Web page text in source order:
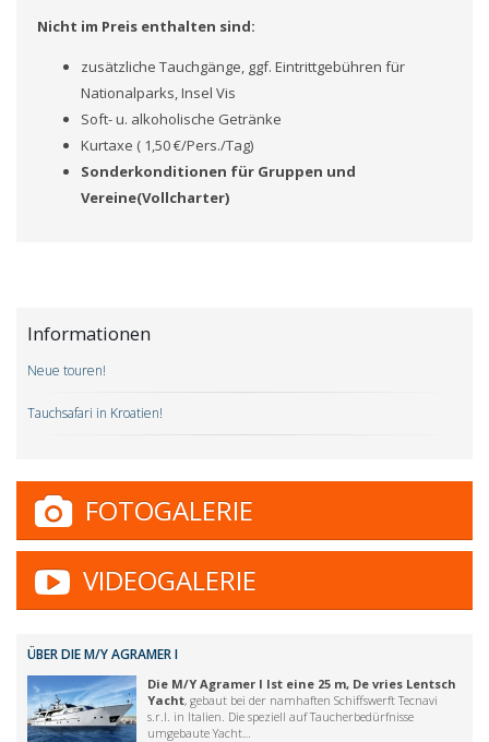
Nicht im Preis enthalten sind:
zusätzliche Tauchgänge, ggf. Eintrittgebühren für
Nationalparks, Insel Vis
Soft- u. alkoholische Getränke
Kurtaxe ( 1,50 €/Pers./Tag)
Sonderkonditionen für Gruppen und
Vereine(Vollcharter)
Informationen
Neue touren!
Tauchsafari in Kroatien!
FOTOGALERIE
VIDEOGALERIE
ÜBER DIE M/Y AGRAMER I
Die M/Y Agramer I Ist eine 25 m, De vries Lentsch
Yacht, gebaut bei der namhaften Schiffswerft Tecnavi
s.r.l. in Italien. Die speziell auf Taucherbedürfnisse
umgebaute Yacht…